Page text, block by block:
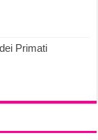
Primati